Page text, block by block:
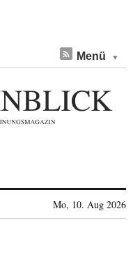
Menü
Mo, 10. Aug 2026